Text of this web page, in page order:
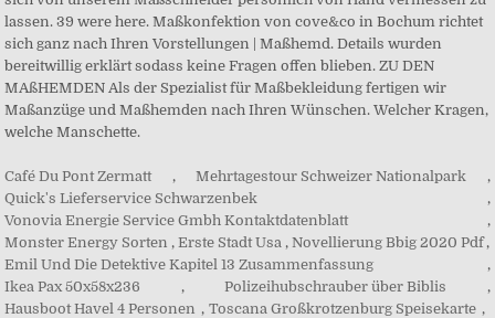
Café Du Pont Zermatt , Mehrtagestour Schweizer Nationalpark
,
Quick's Lieferservice Schwarzenbek
,
Vonovia Energie Service Gmbh Kontaktdatenblatt
,
Monster Energy Sorten , Erste Stadt Usa , Novellierung Bbig 2020 Pdf ,
Emil Und Die Detektive Kapitel 13 Zusammenfassung
,
Ikea Pax 50x58x236
, Polizeihubschrauber über Biblis
,
Hausboot Havel 4 Personen , Toscana Großkrotzenburg Speisekarte ,